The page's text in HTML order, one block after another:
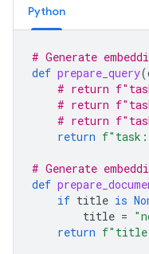
Python
# Generate
def prepare_query(
# return
# return
# return
return f
# Generate
def
if title is
title =
return f